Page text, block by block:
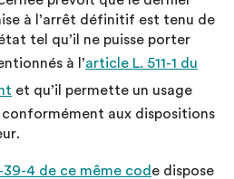
à l’arrêt définitif est tenu de
tel qu’il ne puisse porter
à l’article L. 511-1 du
et qu’il permette un usage
aux dispositions
39-4 de ce même cod e dispose